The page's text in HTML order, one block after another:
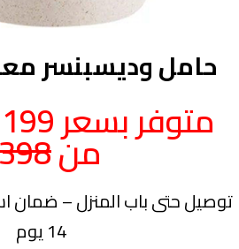
حامل وديسبنسر
من
توصيل حتى باب المنزل – ضمان
14 يوم